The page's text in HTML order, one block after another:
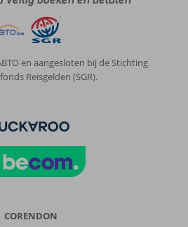
en aangesloten bij de Stichting
Reisgelden (SGR).
CORENDON